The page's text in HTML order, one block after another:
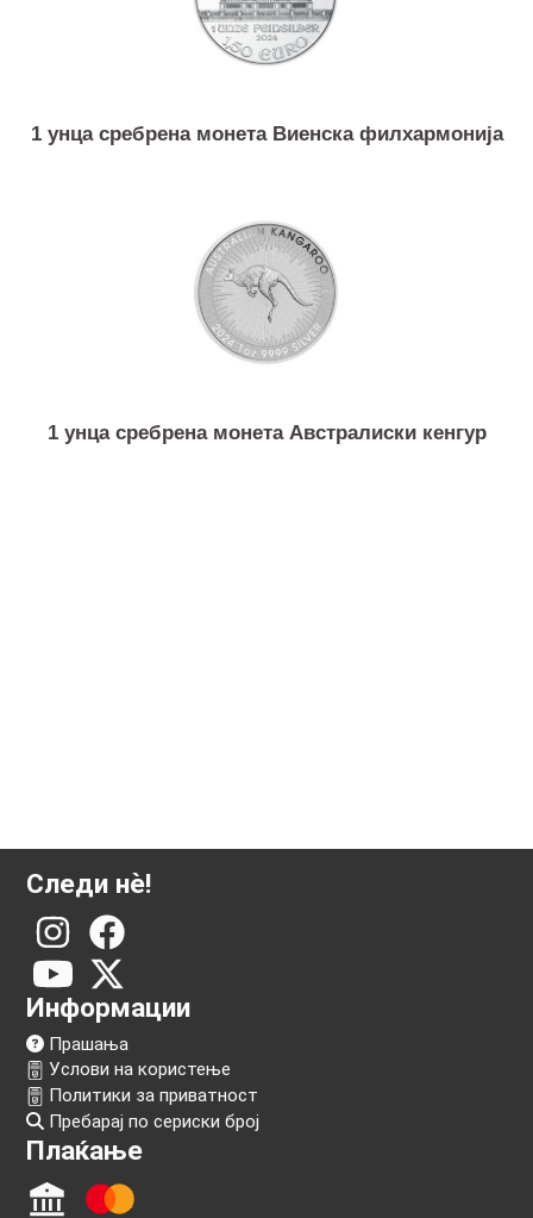
1 унца сребрена монета Виенска филхармонија
Следи нѐ!